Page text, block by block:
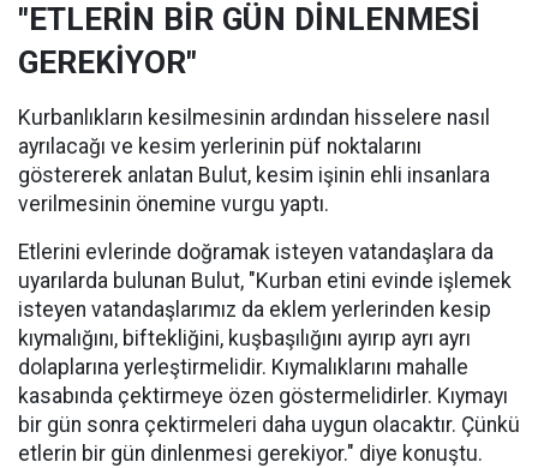
"ETLERİN BİR GÜN DİNLENMESİ
GEREKİYOR"
Kurbanlıkların kesilmesinin ardından hisselere nasıl
ayrılacağı ve kesim yerlerinin püf noktalarını
göstererek anlatan Bulut, kesim işinin ehli insanlara
verilmesinin önemine vurgu yaptı.
Etlerini evlerinde doğramak isteyen vatandaşlara da
uyarılarda bulunan Bulut, "Kurban etini evinde işlemek
isteyen vatandaşlarımız da eklem yerlerinden kesip
kıymalığını, biftekliğini, kuşbaşılığını ayırıp ayrı ayrı
dolaplarına yerleştirmelidir. Kıymalıklarını mahalle
kasabında çektirmeye özen göstermelidirler. Kıymayı
bir gün sonra çektirmeleri daha uygun olacaktır. Çünkü
etlerin bir gün dinlenmesi gerekiyor." diye konuştu.